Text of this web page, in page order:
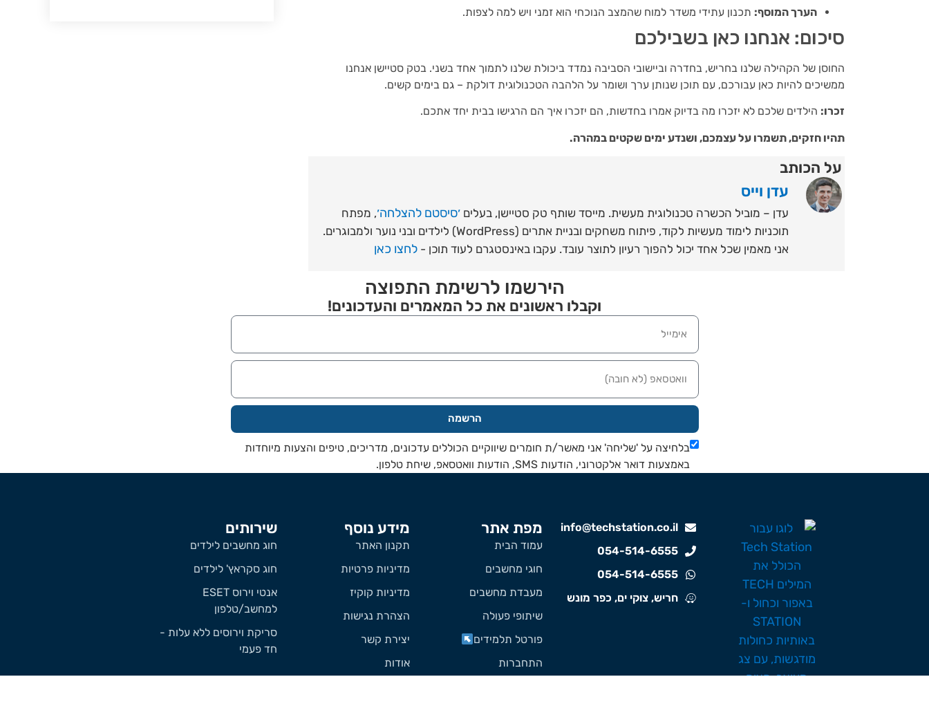
הערך המוסף: תכנון עתידי משדר למוח שהמצב הנוכחי הוא זמני ויש למה לצפות.
סיכום: אנחנו כאן בשבילכם
החוסן של הקהילה שלנו בחריש, בחדרה וביישובי הסביבה נמדד ביכולת שלנו לתמוך אחד בשני. בטק סטיישן אנחנו
ממשיכים להיות כאן עבורכם, עם תוכן שנותן ערך ושומר על הלהבה הטכנולוגית דולקת – גם בימים קשים.
זכרו: הילדים שלכם לא יזכרו מה בדיוק אמרו בחדשות, הם יזכרו איך הם הרגישו בבית יחד אתכם.
תהיו חזקים, תשמרו על עצמכם, ושנדע ימים שקטים במהרה.
על הכותב
עדן וייס
עדן – מוביל הכשרה טכנולוגית מעשית. מייסד שותף טק סטיישן, בעלים ׳סיסטם להצלחה׳, מפתח
תוכניות לימוד מעשיות לקוד, פיתוח משחקים ובניית אתרים (WordPress) לילדים ובני נוער ולמבוגרים.
אני מאמין שכל אחד יכול להפוך רעיון לתוצר עובד. עקבו באינסטגרם לעוד תוכן - לחצו כאן
הירשמו לרשימת התפוצה
וקבלו ראשונים את כל המאמרים והעדכונים!
בלחיצה על 'שליחה' אני מאשר/ת חומרים שיווקיים הכוללים עדכונים, מדריכים, טיפים והצעות מיוחדות
באמצעות דואר אלקטרוני, הודעות SMS, הודעות וואטסאפ, שיחת טלפון.
הרשמה
info@techstation.co.il
054-514-6555
054-514-6555
חריש, צוקי ים, כפר מונש
מפת אתר
עמוד הבית
חוגי מחשבים
מעבדת מחשבים
שיתופי פעולה
פורטל תלמידים
התחברות
מידע נוסף
תקנון האתר
מדיניות פרטיות
מדיניות קוקיז
הצהרת נגישות
יצירת קשר
אודות
שירותים
חוג מחשבים לילדים
חוג סקראץ' לילדים
אנטי וירוס ESET
למחשב/טלפון
סריקת וירוסים ללא עלות -
חד פעמי